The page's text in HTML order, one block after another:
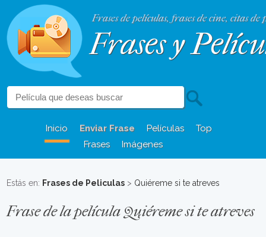
Frases de películas, frases de cine, citas de
Frases y
Inicio Enviar Frase Películas
Top
Frases
Imágenes
Estás en: Frases de Peliculas > Quiéreme si te atreves
Frase de la película Quiéreme si te atreves